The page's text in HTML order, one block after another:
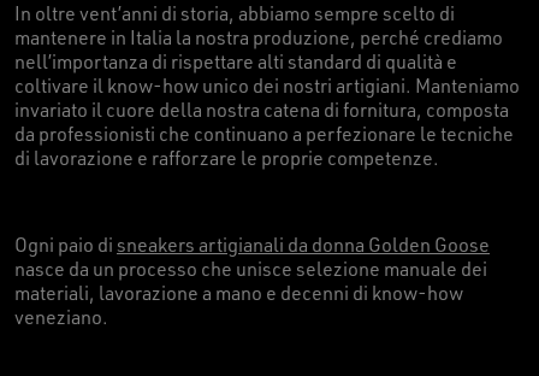
In oltre vent’anni di storia, abbiamo sempre scelto di
mantenere in Italia la nostra produzione, perché crediamo
nell’importanza di rispettare alti standard di qualità e
coltivare il know-how unico dei nostri artigiani. Manteniamo
invariato il cuore della nostra catena di fornitura, composta
da professionisti che continuano a perfezionare le tecniche
di lavorazione e rafforzare le proprie competenze.
Ogni paio di sneakers artigianali da donna Golden Goose
nasce da un processo che unisce selezione manuale dei
materiali, lavorazione a mano e decenni di know-how
veneziano.